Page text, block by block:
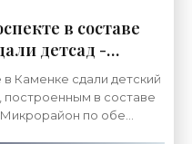
в составе
детсад -
Каменке сдали детский
построенным в составе
по обе